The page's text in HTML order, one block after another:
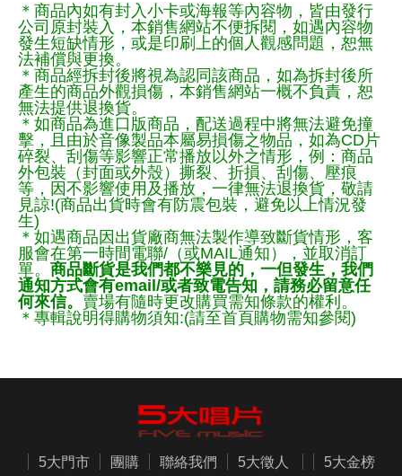
＊商品內如有封入小卡或海報等內容物，皆由發行
公司原封裝入，本銷售網站不便拆閱，如遇內容物
發生短缺情形，或是印刷上的個人觀感問題，恕無
法補償與更換。
＊商品經拆封後將視為認同該商品，如為拆封後所
產生的商品外觀損傷，本銷售網站一概不負責，恕
無法提供退換貨。
＊如商品為進口版商品，配送過程中將無法避免撞
擊，且由於音像製品本屬易損傷之物品，如為CD片
碎裂、刮傷等影響正常播放以外之情形，例：商品
外包裝（封面或外殼）撕裂、折損、刮傷、壓痕
等，因不影響使用及播放，一律無法退換貨，敬請
見諒!(商品出貨時會有防震包裝，避免以上情況發
生)
＊如遇商品因出貨廠商無法製作導致斷貨情形，客
服會在第一時間電聯/（或MAIL通知），並取消訂
單。 商品斷貨是我們都不樂見的，一但發生，我們
通知方式會有email/或者致電告知，請務必留意任
何來信。 賣場有隨時更改購買需知條款的權利。
＊專輯說明得購物須知:(請至首頁購物需知參閱)
5大門市 團購 聯絡我們 5大徵人 5大金榜